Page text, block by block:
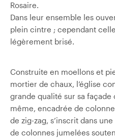
Rosaire.
Dans leur ensemble les
plein cintre ; cependant
légèrement brisé.
Construite en moellons et
mortier de chaux, l’église
grande qualité sur sa
même, encadrée de
de zig-zag, s’inscrit dans
de colonnes jumelées